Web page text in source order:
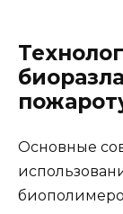
Основные